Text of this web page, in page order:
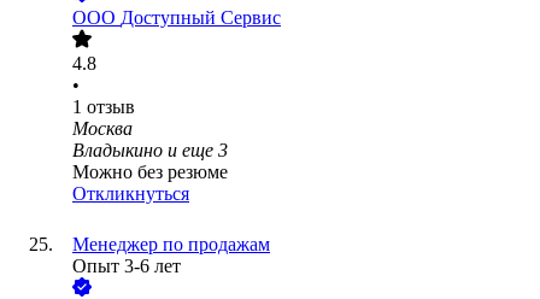
ООО Доступный Сервис
4.8
•
1 отзыв
Москва
Владыкино и еще 3
Можно без резюме
Откликнуться
Менеджер по продажам
Опыт 3-6 лет